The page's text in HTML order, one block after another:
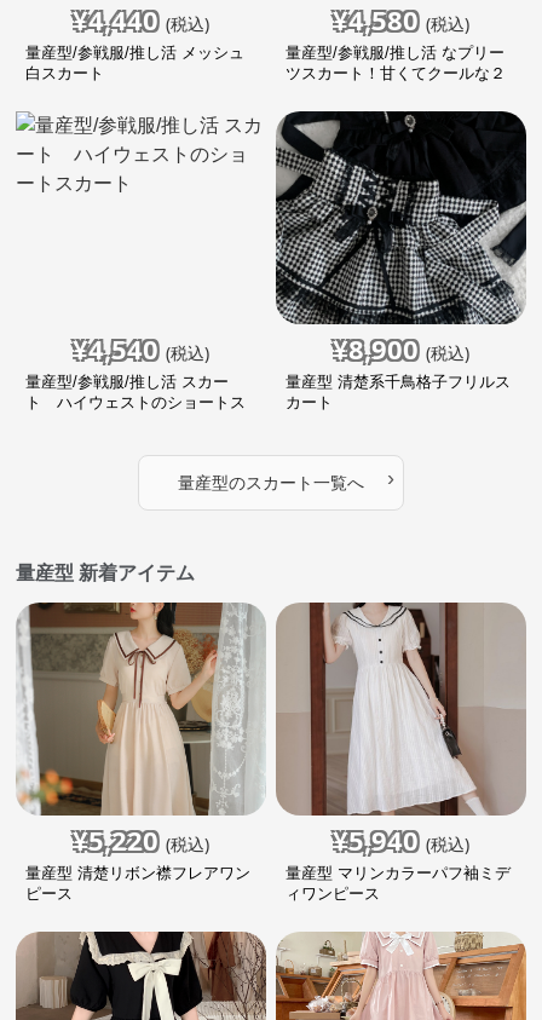
¥4,440 (税込)
量産型/参戦服/推し活 メッシュ
白スカート
¥4,580 (税込)
量産型/参戦服/推し活 なプリー
ツスカート！甘くてクールな２
¥4,540 (税込)
量産型/参戦服/推し活 スカー
ト ハイウェストのショートス
¥8,900 (税込)
量産型 清楚系千鳥格子フリルス
カート
量産型のスカート一覧へ ›
量産型 新着アイテム
¥5,220 (税込)
量産型 清楚リボン襟フレアワン
ピース
¥5,940 (税込)
量産型 マリンカラーパフ袖ミデ
ィワンピース